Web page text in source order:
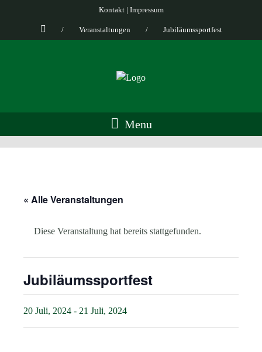
Kontakt| Impressum
/ Veranstaltungen / Jubiläumssportfest
Menu
« Alle Veranstaltungen
Diese Veranstaltung hat bereits stattgefunden.
Jubiläumssportfest
20 Juli, 2024 - 21 Juli, 2024